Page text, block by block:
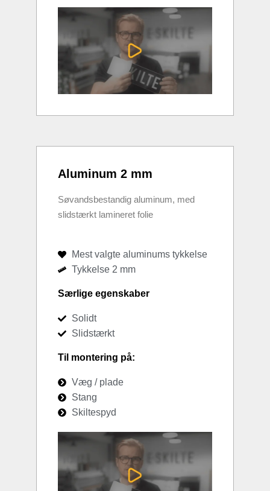
Aluminum 2 mm
Søvandsbestandig aluminum, med
slidstærkt lamineret folie
Mest valgte aluminums tykkelse
Tykkelse 2 mm
Særlige egenskaber
Solidt
Slidstærkt
Til montering på:
Væg / plade
Stang
Skiltespyd